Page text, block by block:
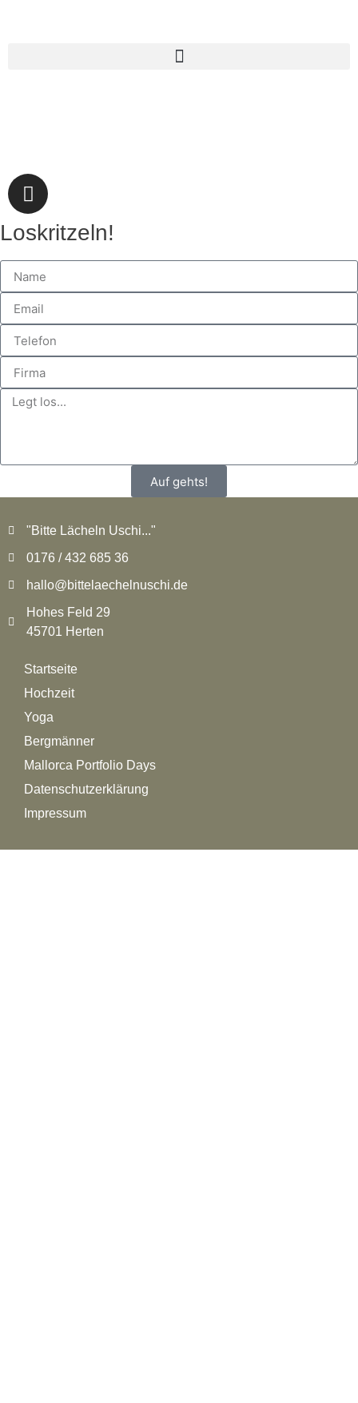
Loskritzeln!
Auf gehts!
"Bitte Lächeln Uschi..."
0176 / 432 685 36
hallo@bittelaechelnuschi.de
Hohes Feld 29
45701 Herten
Startseite
Hochzeit
Yoga
Bergmänner
Mallorca Portfolio Days
Datenschutzerklärung
Impressum